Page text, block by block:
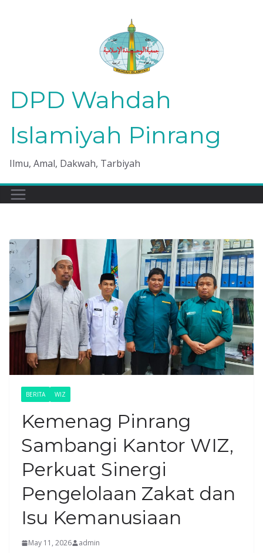
DPD Wahdah
Islamiyah Pinrang
Ilmu, Amal, Dakwah, Tarbiyah
BERITA WIZ
Kemenag Pinrang
Sambangi Kantor WIZ,
Perkuat Sinergi
Pengelolaan Zakat dan
Isu Kemanusiaan
May 11, 2026 admin